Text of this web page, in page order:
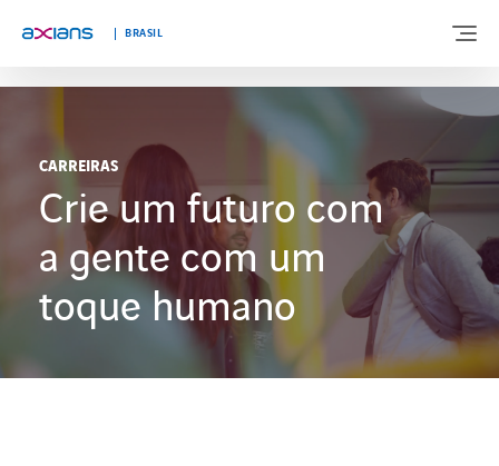
BRASIL
BEM-VINDO A AXIANS BRASIL
SOBRE NÓS
EXPERTISES
CARREIRAS
Crie um futuro com
a gente com um
toque humano